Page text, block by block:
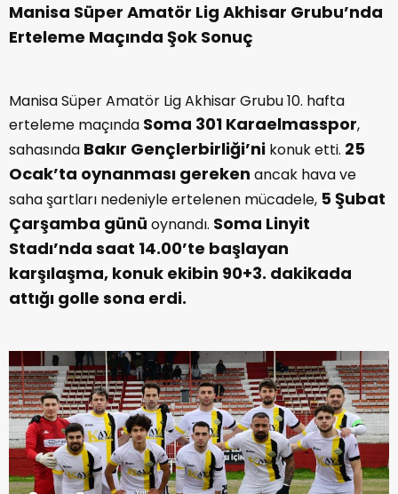
Manisa Süper Amatör Lig Akhisar Grubu’nda
Erteleme Maçında Şok Sonuç
Manisa Süper Amatör Lig Akhisar Grubu 10. hafta
erteleme maçında Soma 301 Karaelmasspor,
sahasında Bakır Gençlerbirliği’ni konuk etti. 25
Ocak’ta oynanması gereken ancak hava ve
saha şartları nedeniyle ertelenen mücadele, 5 Şubat
Çarşamba günü oynandı. Soma Linyit
Stadı’nda saat 14.00’te başlayan
karşılaşma, konuk ekibin 90+3. dakikada
attığı golle sona erdi.